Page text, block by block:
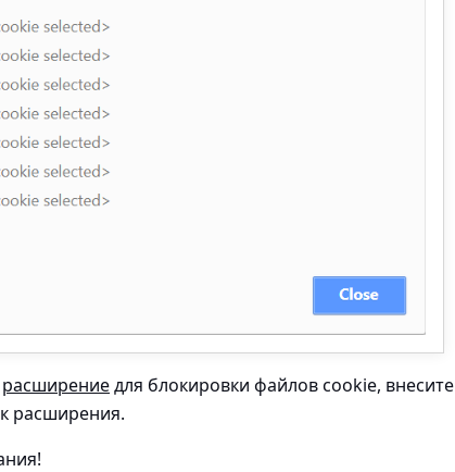
расширениедля блокировки файлов cookie, внесите
расширения.